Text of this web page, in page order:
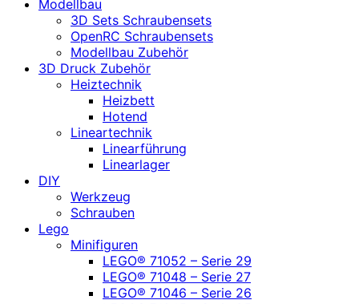
Modellbau
3D Sets Schraubensets
OpenRC Schraubensets
Modellbau Zubehör
3D Druck Zubehör
Heiztechnik
Heizbett
Hotend
Lineartechnik
Linearführung
Linearlager
DIY
Werkzeug
Schrauben
Lego
Minifiguren
LEGO® 71052 – Serie 29
LEGO® 71048 – Serie 27
LEGO® 71046 – Serie 26